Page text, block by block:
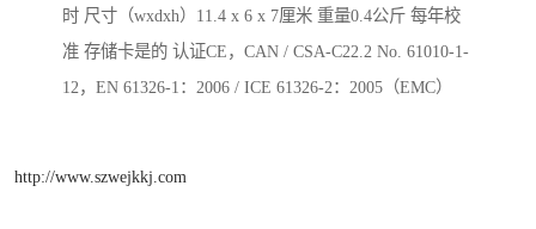
时 尺寸（wxdxh）11.4 x 6 x 7厘米 重量0.4公斤 每年校
准 存储卡是的 认证CE，CAN / CSA-C22.2 No. 61010-1-
12，EN 61326-1：2006 / ICE 61326-2：2005（EMC）
http://www.szwejkkj.com